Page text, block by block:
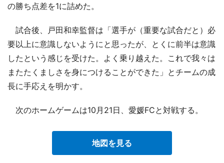
の勝ち点差を1に詰めた。
試合後、戸田和幸監督は「選手が（重要な試合だと）必
要以上に意識しないようにと思ったが、とくに前半は意識
したという感じを受けた。よく乗り越えた。これで我々は
またたくましさを身につけることができた」とチームの成
長に手応えを明かす。
次のホームゲームは10月21日、愛媛FCと対戦する。
地図を見る